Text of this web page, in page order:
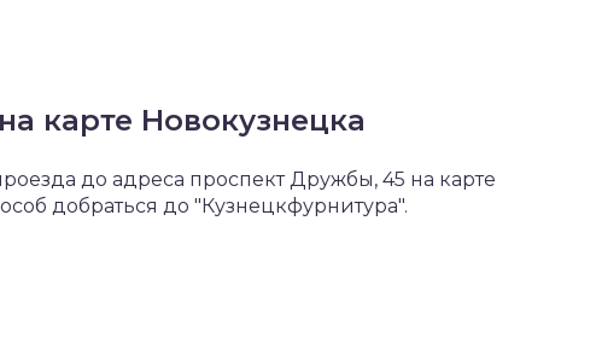
карте Новокузнецка
до адреса проспект Дружбы, 45 на карте
добраться до "Кузнецкфурнитура".